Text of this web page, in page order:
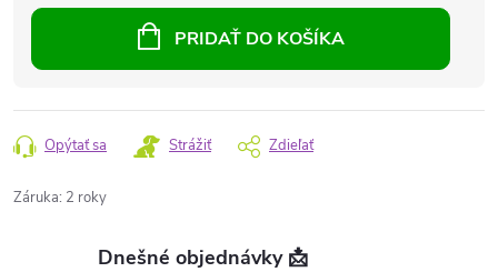
PRIDAŤ DO KOŠÍKA
Opýtať sa Strážiť Zdieľať
Záruka: 2 roky
Dnešné objednávky 📩